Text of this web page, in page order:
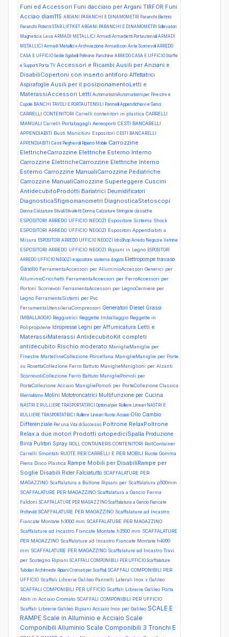
Funi ed Accessori Funi dacciaio per Argani TIRFOR Funi
Acciao diam115 ARGANI PARANCHI E DINAMOMETRI Paranchi Elettrici
Paranchi Potenti STAR LIFTKET ARGANI PARANCHI E DINAMOMETRI Sollevatori
Magnetici a Leva ARMADI METALLICI Armadi Armadietti PortautensiliARMADI
METALLICI Armadi Metallici x Archiviazione Armadi con Ante ScorrevoliARREDO
CASA E UFFICIO Sedie Sgabelli Poltrone Panchine ARREDO CASA E UFFICIO Staffe
e Supporti Porta TV Accessori e Ricambi Ausili per Anziani e
DisabiliCopertoni con inserto antiforo Affettatrici
Aspirafoglie Ausili per il posizionamentoLetti e
MaterassiAccessori Letti AutomatismiAutomatismi per Finestre e
Cupole BANCHI TAVOLI E PORTAUTENSILI Pannelli Appendichiavi e Ganci
CARRELLI CONTENITORI Carrelli contenitori in plastica CARRELLI
MANUALI Carrelli Portabagagli Aereoporti CESTI BANCARELLI
APPENDIABITI Busti Manichini Espositori CESTI BANCARELLI
APPENDIABITI Cesti Pieghevoli Ripiano Mobile Carrozzine
ElettricheCarrozzine Elettriche Esterno Interno
Carrozzine ElettricheCarrozzine Elettriche Interno
Esterno Carrozzine ManualiCarrozzine Pediatriche
Carrozzine ManualiCarrozzine Superleggere Cuscini
AntidecubitoProdotti Bariatrici Deumidificatori
DiagnosticaSfigmomanometri DiagnosticaStetoscopi
Donna Calzature Stivali Stivaletti Donna Calzature Stringate classiche
ESPOSITORI ARREDO UFFICIO NEGOZI Espositore Sistema Shock
ESPOSITORI ARREDO UFFICIO NEGOZI Espositori Appendiabiti a
Misura ESPOSITORI ARREDO UFFICIO NEGOZI IdroShop Arredo Negozi e Vetrine
ESPOSITORI ARREDO UFFICIO NEGOZI Ripiani in Legno ESPOSITORI
ARREDO UFFICIO NEGOZI espositore sistema dogato Elettropompe travaso
Gasolio FerramentaAccessori per AlluminioAccessori Generici per
AlluminioCricchetti FerramentaAccessori per FerroAccessori per
Portoni Scorrevoli FerramentaAccessori per LegnoCerniere per
Legno FerramentaSistemi per Pvc
FerramentaUtensileriaCompressori Generatori Diesel Grassi
IMBALLAGGIO Reggiatrici Reggette Imballaggio Reggette in
Polipropilene Idropresse Legni per Affumicatura Letti e
MaterassiMaterassi AntidecubitoKit completi
antidecubito Rischio moderato ManiglieManiglie per
Finestre MartellineCollezione Porcellana ManiglieManiglie per Porte
su RosettaCollezione Ferro Battuto ManiglieManiglioni per Alzanti
ScorrevoliCollezione Ferro Battuto ManigliePomoli per
PorteCollezione Acciaio ManigliePomoli per PorteCollezione Classica
Mentalismo Molini Mototroncatrici Multifunzione per Cucina
NASTRI E RULLIERE TRASPORTATRICI Optional per Rulliere Lineari NASTRI E
RULLIERE TRASPORTATRICI Rulliere Lineari Ruote Acciaio Olio Cambio
Differenziale Per una Vita di Successo Poltrone RelaxPoltrone
Relax a due motori Prodotti ortopediciSpalla Produzione
Birra Pulitori Spray ROLL CONTAINERS CONTENITORI RollContainer
Carrelli Smontati RUOTE PER CARRELLI E PER MOBILI Ruote Gomma
Piena Disco Plastica Rampe Mobili per DisabiliRampe per
Soglie Disabili Rider Falciatutto SCAFFALATURE PER
MAGAZZINO Scaffalatura a Bullone Ripiani per Scaffalatura p500mm
SCAFFALATURE PER MAGAZZINO Scaffalatura a Gancio Ferma
Faldoni SCAFFALATURE PER MAGAZZINO Scaffalatura a Gancio Fiancate
Profondit SCAFFALATURE PER MAGAZZINO Scaffalature ad Incastro
Fiancate Montate h3000 mm SCAFFALATURE PER MAGAZZINO
Scaffalature ad Incastro Fiancate Montate h3500 mm SCAFFALATURE
PER MAGAZZINO Scaffalature ad Incastro Fiancate Montate h4000
mm SCAFFALATURE PER MAGAZZINO Scaffalature ad Incastro Travi
per Sostegno Ripiani SCAFFALI COMPONIBILI PER UFFICIO Scaffalature
Tubolari Archimede Ripiani Cromati per Scaffali SCAFFALI COMPONIBILI PER
UFFICIO Scaffali Librerie Galileo Pannelli Laterali Inox x Galileo
SCAFFALI COMPONIBILI PER UFFICIO Scaffali Librerie Galileo Porta
Abiti in Acciaio Cromato SCAFFALI COMPONIBILI PER UFFICIO
Scaffali Librerie Galileo Ripiani Acciaio Inox per Galileo SCALE E
RAMPE Scale in Alluminio e Acciaio Scale
Componibili Alluminio Scale Componibili 3 Tronchi E